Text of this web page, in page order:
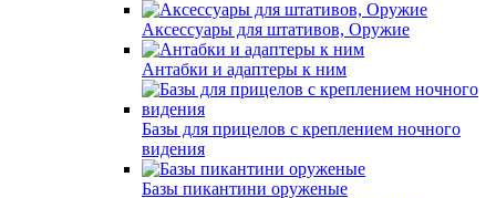
Аксессуары для штативов, Оружие
Антабки и адаптеры к ним
Базы для прицелов с креплением ночного
видения
Базы пикантини оруженые